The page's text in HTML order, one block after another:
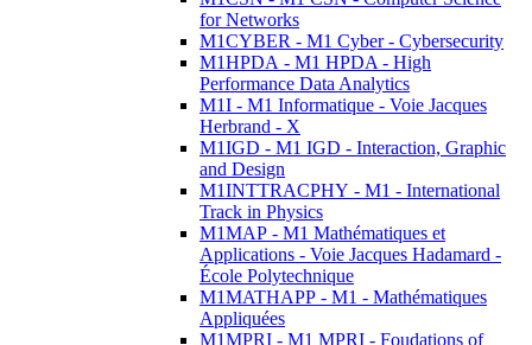
for Networks
M1CYBER - M1 Cyber - Cybersecurity
M1HPDA - M1 HPDA - High
Performance Data Analytics
M1I - M1 Informatique - Voie Jacques
Herbrand - X
M1IGD - M1 IGD - Interaction, Graphic
and Design
M1INTTRACPHY - M1 - International
Track in Physics
M1MAP - M1 Mathématiques et
Applications - Voie Jacques Hadamard -
École Polytechnique
M1MATHAPP - M1 - Mathématiques
Appliquées
M1MPRI - M1 MPRI - Foudations of